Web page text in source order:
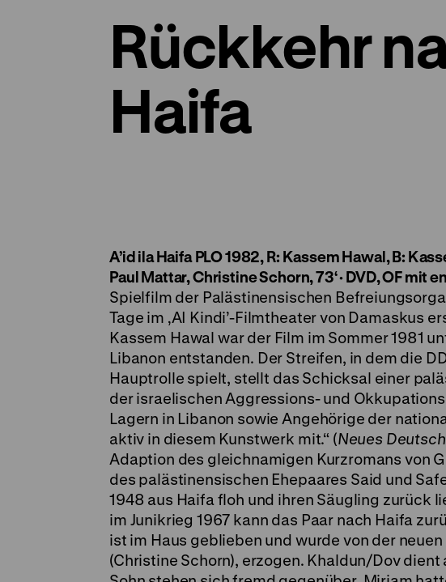
Rückkehr
Haifa
A’id ila Haifa PLO 1982, R: Kassem Hawal, B:
Paul Mattar, Christine Schorn, 73‘·DVD, OF mit
Spielfilm der Palästinensischen
Tage im ‚AI Kindi’-Filmtheater von Damaskus
Kassem Hawal war der Film im Sommer 1981
Libanon entstanden. Der Streifen, in dem die
Hauptrolle spielt, stellt das Schicksal einer
der israelischen Aggressions- und
Lagern in Libanon sowie Angehörige der
aktiv in diesem Kunstwerk mit.“ (Neues
Adaption des gleichnamigen Kurzromans von
des palästinensischen Ehepaares Said und
1948 aus Haifa floh und ihren Säugling zurück
im Junikrieg 1967 kann das Paar nach Haifa
ist im Haus geblieben und wurde von der
(Christine Schorn), erzogen. Khaldun/Dov dient